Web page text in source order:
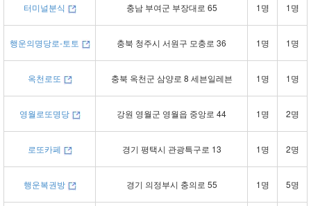
터미널분식 충남 부여군 부장대로 65 1명 1명
행운의명당로-토토 충북 청주시 서원구 모충로 36 1명 1명
옥천로또 충북 옥천군 삼양로 8 세븐일레븐 1명 1명
영월로또명당 강원 영월군 영월읍 중앙로 44 1명 2명
로또카페 경기 평택시 관광특구로 13 1명 2명
행운복권방 경기 의정부시 충의로 55 1명 5명